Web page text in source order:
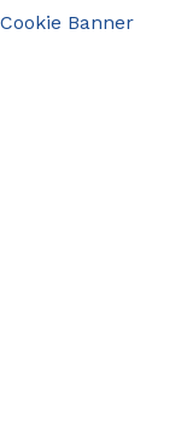
Cookie Banner